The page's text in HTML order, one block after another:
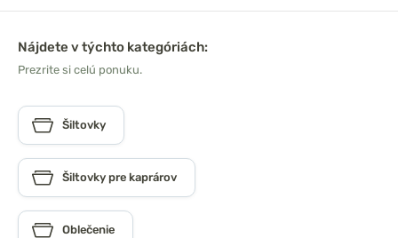
Nájdete v týchto kategóriách:
Prezrite si celú ponuku.
Šiltovky
Šiltovky pre kaprárov
Oblečenie